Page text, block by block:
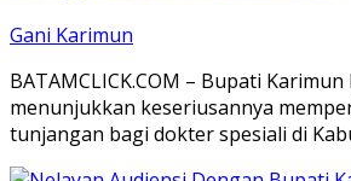
Gani Karimun
BATAMCLICK.COM – Bupati
menunjukkan keseriusannya
tunjangan bagi dokter spesiali di